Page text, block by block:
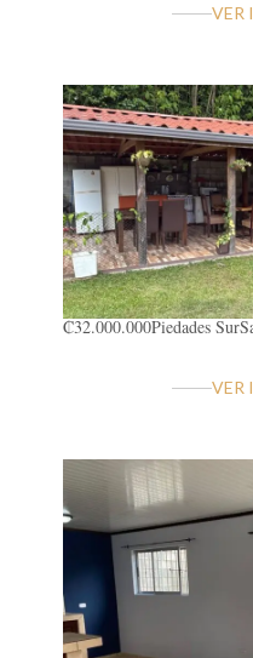
VER
₡32.000.000Piedades Sur
VER